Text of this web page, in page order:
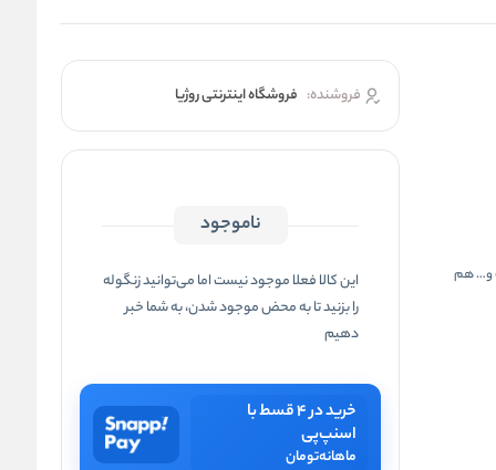
و… هم
فروشنده: فروشگاه اینترنتی روژیا
ناموجود
این کالا فعلا موجود نیست اما می‌توانید زنگوله
را بزنید تا به محض موجود شدن، به شما خبر
دهیم
خرید در ۴ قسط با
اسنپ‌پی
ماهانهتومان